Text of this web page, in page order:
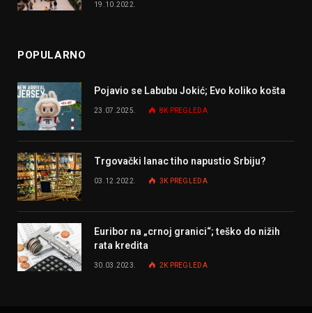
19.10.2022.
POPULARNO
Pojavio se Labubu Jokić; Evo koliko košta
23.07.2025. 8K PREGLEDA
Trgovački lanac tiho napustio Srbiju?
03.12.2022. 3K PREGLEDA
Euribor na „crnoj granici“; teško do nižih
rata kredita
30.03.2023. 2K PREGLEDA